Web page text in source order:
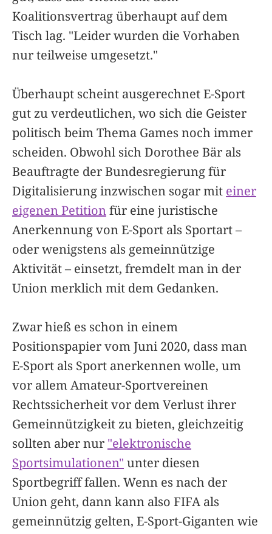
Koalitionsvertrag überhaupt auf dem
Tisch lag. "Leider wurden die Vorhaben
nur teilweise umgesetzt."
Überhaupt scheint ausgerechnet E-Sport
gut zu verdeutlichen, wo sich die Geister
politisch beim Thema Games noch immer
scheiden. Obwohl sich Dorothee Bär als
Beauftragte der Bundesregierung für
Digitalisierung inzwischen sogar mit einer
eigenen Petitionfür eine juristische
Anerkennung von E-Sport als Sportart –
oder wenigstens als gemeinnützige
Aktivität – einsetzt, fremdelt man in der
Union merklich mit dem Gedanken.
Zwar hieß es schon in einem
Positionspapier vom Juni 2020, dass man
E-Sport als Sport anerkennen wolle, um
vor allem Amateur-Sportvereinen
Rechtssicherheit vor dem Verlust ihrer
Gemeinnützigkeit zu bieten, gleichzeitig
sollten aber nur "elektronische
Sportsimulationen" unter diesen
Sportbegriff fallen. Wenn es nach der
Union geht, dann kann also FIFA als
gemeinnützig gelten, E-Sport-Giganten wie